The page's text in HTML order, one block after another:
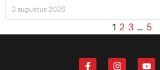
3 augustus 2026
1 2 3 … 5